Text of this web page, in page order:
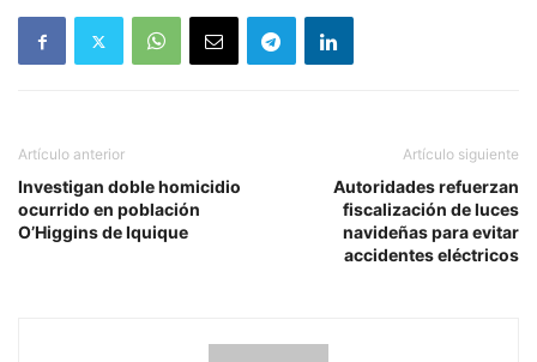
Artículo anterior
Investigan doble homicidio
ocurrido en población
O’Higgins de Iquique
Artículo siguiente
Autoridades refuerzan
fiscalización de luces
navideñas para evitar
accidentes eléctricos